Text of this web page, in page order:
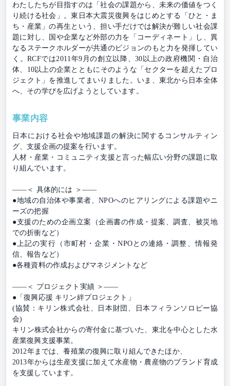
わたしたちが目指すのは「社会の課題から、未来の価値をつく
り続ける社会」。東日本大震災復興をはじめとする「ひと・ま
ち・産業」の再生という、担い手だけでは解決が難しい社会課
題に対し、国や企業など外部の力を「コーディネート」し、異
なるステークホルダーが共通のビジョンのもと力を発揮してい
く。RCFでは2011年9月の創立以降、30以上の政府機関・自治
体、10以上の企業とともにそのような「セクターを超えたプロ
ジェクト」を推進してまいりました。いま、東北から日本全体
へ、その学びを広げようとしています。
事業内容
日本における社会や地域課題の解決に関するコンサルティン
グ、支援企画の提案を行います。
人材・産業・コミュニティ支援と言った幅広い分野の課題に取
り組んでいます。
――＜ 具体的には ＞――
●地域の自治体や事業者、NPOへのヒアリングによる課題やニ
ーズの把握
●支援のための企画立案（企画書の作成・提案、調査、被災地
での折衝など）
●上記の実行（市町村・企業・NPOとの連絡・調整、情報発
信、報告など）
●各種資料の作成およびマネジメントなど
――＜ プロジェクト実績 ＞――
●「復興応援 キリン絆プロジェクト」
(協賛：キリン株式会社、日本財団、日本フィランソロピー協
会)
キリン株式会社からの寄付金に基づいた、東北を中心とした水
産業復興支援事業。
2012年までは、養殖業の復興に取り組んできたほか、
2013年からは生産支援に加えて水産物・農産物のブランド育成
を支援しています。